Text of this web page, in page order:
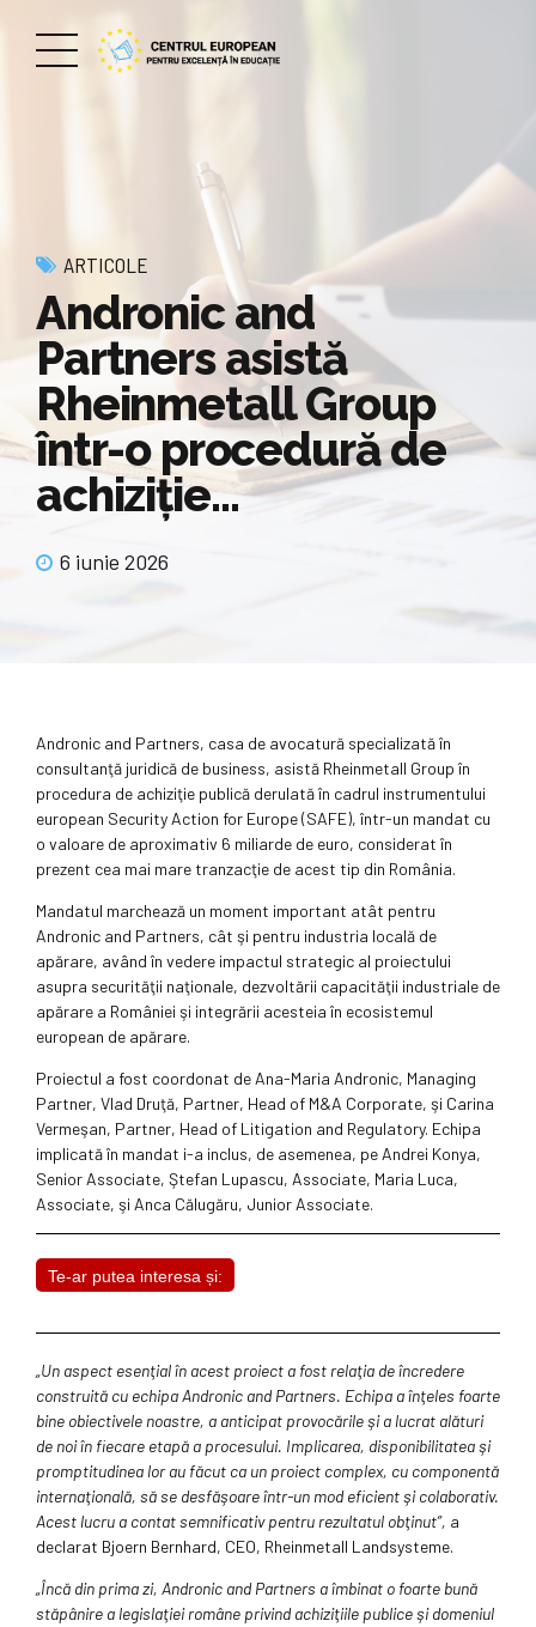
ARTICOLE
Andronic and
Partners asistă
Rheinmetall Group
într-o procedură de
achiziţie…
6 iunie 2026
Andronic and Partners, casa de avocatură specializată în
consultanţă juridică de business, asistă Rheinmetall Group în
procedura de achiziţie publică derulată în cadrul instrumentului
european Security Action for Europe (SAFE), într-un mandat cu
o valoare de aproximativ 6 miliarde de euro, considerat în
prezent cea mai mare tranzacţie de acest tip din România.
Mandatul marchează un moment important atât pentru
Andronic and Partners, cât şi pentru industria locală de
apărare, având în vedere impactul strategic al proiectului
asupra securităţii naţionale, dezvoltării capacităţii industriale de
apărare a României şi integrării acesteia în ecosistemul
european de apărare.
Proiectul a fost coordonat de Ana-Maria Andronic, Managing
Partner, Vlad Druţă, Partner, Head of M&A Corporate, şi Carina
Vermeşan, Partner, Head of Litigation and Regulatory. Echipa
implicată în mandat i-a inclus, de asemenea, pe Andrei Konya,
Senior Associate, Ştefan Lupascu, Associate, Maria Luca,
Associate, şi Anca Călugăru, Junior Associate.
Te-ar putea interesa și:
„Un aspect esenţial în acest proiect a fost relaţia de încredere
construită cu echipa Andronic and Partners. Echipa a înţeles foarte
bine obiectivele noastre, a anticipat provocările şi a lucrat alături
de noi în fiecare etapă a procesului. Implicarea, disponibilitatea şi
promptitudinea lor au făcut ca un proiect complex, cu componentă
internaţională, să se desfăşoare într-un mod eficient şi colaborativ.
Acest lucru a contat semnificativ pentru rezultatul obţinut”, a
declarat Bjoern Bernhard, CEO, Rheinmetall Landsysteme.
„Încă din prima zi, Andronic and Partners a îmbinat o foarte bună
stăpânire a legislaţiei române privind achiziţiile publice şi domeniul